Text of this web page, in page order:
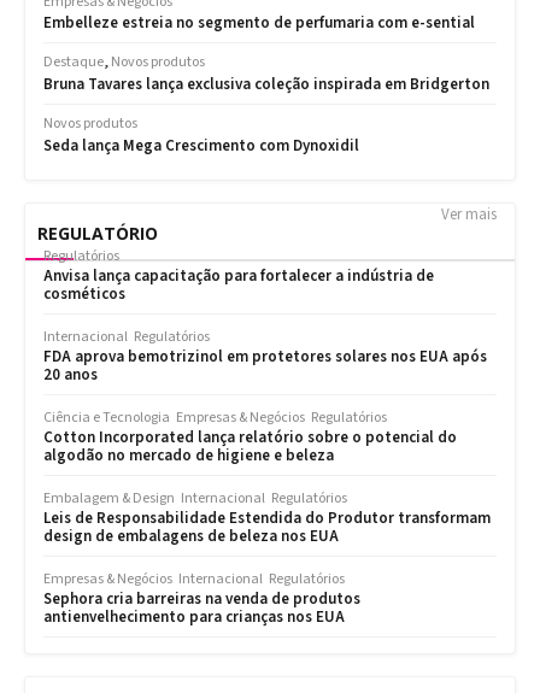
REGULATÓRIO
Ver mais
Regulatórios
Anvisa lança capacitação para fortalecer a indústria de
cosméticos
Internacional Regulatórios
FDA aprova bemotrizinol em protetores solares nos EUA após
20 anos
Ciência e Tecnologia Empresas & Negócios Regulatórios
Cotton Incorporated lança relatório sobre o potencial do
algodão no mercado de higiene e beleza
Embalagem & Design Internacional Regulatórios
Leis de Responsabilidade Estendida do Produtor transformam
design de embalagens de beleza nos EUA
Empresas & Negócios Internacional Regulatórios
Sephora cria barreiras na venda de produtos
antienvelhecimento para crianças nos EUA